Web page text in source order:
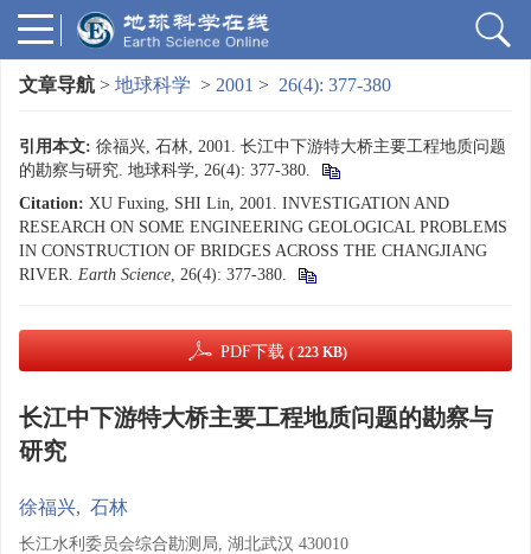
文章导航 > 地球科学 > 2001 > 26(4): 377-380
引用本文: 徐福兴, 石林, 2001. 长江中下游特大桥主要工程地质问题
的勘察与研究. 地球科学, 26(4): 377-380.
Citation: XU Fuxing, SHI Lin, 2001. INVESTIGATION AND
RESEARCH ON SOME ENGINEERING GEOLOGICAL PROBLEMS
IN CONSTRUCTION OF BRIDGES ACROSS THE CHANGJIANG
RIVER. Earth Science, 26(4): 377-380.
PDF下载 ( 223 KB)
长江中下游特大桥主要工程地质问题的勘察与
研究
徐福兴, 石林
长江水利委员会综合勘测局, 湖北武汉 430010